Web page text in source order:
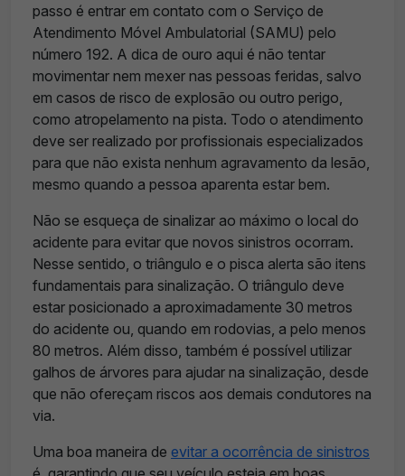
passo é entrar em contato com o Serviço de
Atendimento Móvel Ambulatorial (SAMU) pelo
número 192. A dica de ouro aqui é não tentar
movimentar nem mexer nas pessoas feridas, salvo
em casos de risco de explosão ou outro perigo,
como atropelamento na pista. Todo o atendimento
deve ser realizado por profissionais especializados
para que não exista nenhum agravamento da lesão,
mesmo quando a pessoa aparenta estar bem.
Não se esqueça de sinalizar ao máximo o local do
acidente para evitar que novos sinistros ocorram.
Nesse sentido, o triângulo e o pisca alerta são itens
fundamentais para sinalização. O triângulo deve
estar posicionado a aproximadamente 30 metros
do acidente ou, quando em rodovias, a pelo menos
80 metros. Além disso, também é possível utilizar
galhos de árvores para ajudar na sinalização, desde
que não ofereçam riscos aos demais condutores na
via.
Uma boa maneira de evitar a ocorrência de sinistros